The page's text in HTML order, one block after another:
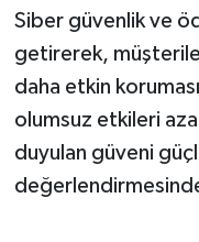
Siber güvenlik ve
getirerek,
daha etkin
olumsuz etkileri
duyulan güveni